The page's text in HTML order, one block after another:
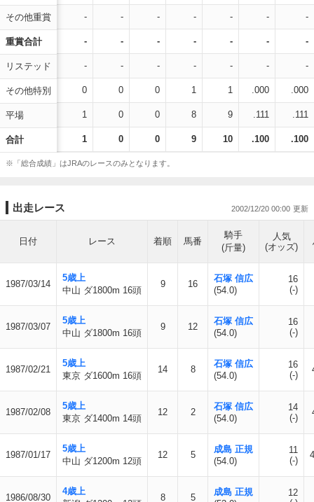
その他重賞
重賞合計
リステッド
その他特別
平場
合計
- - - - - - -
- - - - - - -
- - - - - - -
0 0 0 1 1 .000 .000
1 0 0 8 9 .111 .111
1 0 0 9 10 .100 .100
※「総合成績」はJRAのレースのみとなります。
出走レース 2002/12/20 00:00
日付 レース 着順 馬番
騎手
(斤量)
人気
(オッズ)
1987/03/14
5歳上
中山 ダ1800m 16頭
9 16
石塚 信広
(54.0)
16
(-)
1987/03/07
5歳上
中山 ダ1800m 16頭
9 12
石塚 信広
(54.0)
16
(-)
1987/02/21
5歳上
東京 ダ1600m 16頭
14 8
石塚 信広
(54.0)
16
(-)
1987/02/08
5歳上
東京 ダ1400m 14頭
12 2
石塚 信広
(54.0)
14
(-)
1987/01/17
5歳上
中山 ダ1200m 12頭
12 5
成島 正規
(54.0)
11
(-)
1986/08/30
4歳上
8 5
成島 正規
12